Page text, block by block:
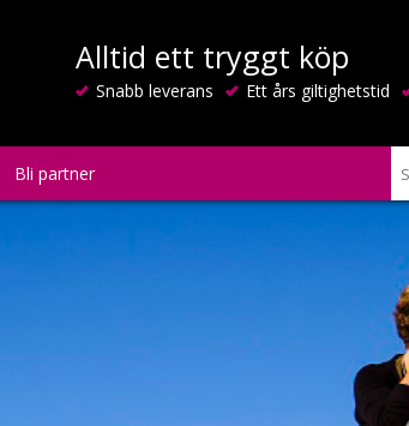
Alltid ett tryggt köp
Snabb leverans Ett års giltighetstid
Bli partner